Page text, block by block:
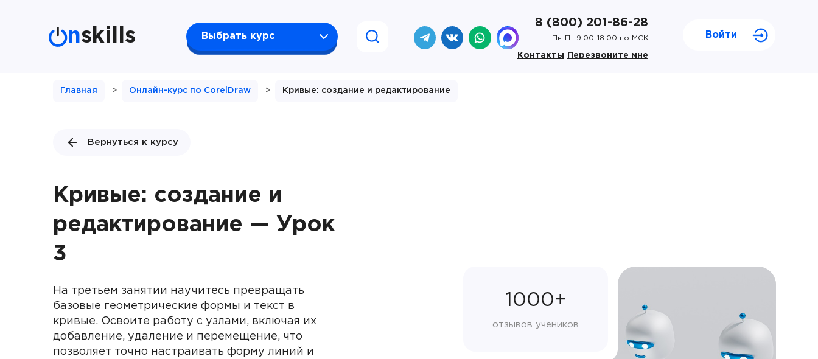
nskills Выбрать курс
8 (800) 201-86-28
Пн-Пт 9:00-18:00 по МСК
Контакты Перезвоните мне
Войти
Главная > Онлайн-курс по CorelDraw > Кривые: создание и редактирование
Вернуться к курсу
Кривые: создание и
редактирование — Урок
3
На третьем занятии научитесь превращать
базовые геометрические формы и текст в
кривые. Освоите работу с узлами, включая их
добавление, удаление и перемещение, что
позволяет точно настраивать форму линий и
1000+
отзывов учеников